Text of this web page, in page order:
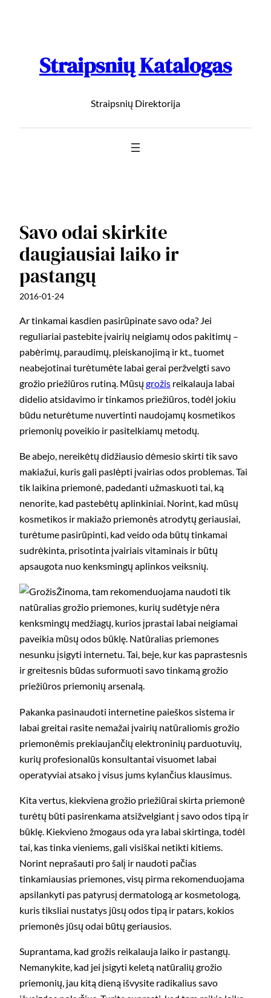
Straipsnių Katalogas
Straipsnių Direktorija
Savo odai skirkite
daugiausiai laiko ir
pastangų
2016-01-24
Ar tinkamai kasdien pasirūpinate savo oda? Jei
reguliariai pastebite įvairių neigiamų odos pakitimų –
pabėrimų, paraudimų, pleiskanojimą ir kt., tuomet
neabejotinai turėtumėte labai gerai peržvelgti savo
grožio priežiūros rutiną. Mūsų grožis reikalauja labai
didelio atsidavimo ir tinkamos priežiūros, todėl jokiu
būdu neturėtume nuvertinti naudojamų kosmetikos
priemonių poveikio ir pasitelkiamų metodų.
Be abejo, nereikėtų didžiausio dėmesio skirti tik savo
makiažui, kuris gali paslėpti įvairias odos problemas. Tai
tik laikina priemonė, padedanti užmaskuoti tai, ką
nenorite, kad pastebėtų aplinkiniai. Norint, kad mūsų
kosmetikos ir makiažo priemonės atrodytų geriausiai,
turėtume pasirūpinti, kad veido oda būtų tinkamai
sudrėkinta, prisotinta įvairiais vitaminais ir būtų
apsaugota nuo kenksmingų aplinkos veiksnių.
Žinoma, tam rekomenduojama naudoti tik
natūralias grožio priemones, kurių sudėtyje nėra
kenksmingų medžiagų, kurios įprastai labai neigiamai
paveikia mūsų odos būklę. Natūralias priemones
nesunku įsigyti internetu. Tai, beje, kur kas paprastesnis
ir greitesnis būdas suformuoti savo tinkamą grožio
priežiūros priemonių arsenalą.
Pakanka pasinaudoti internetine paieškos sistema ir
labai greitai rasite nemažai įvairių natūraliomis grožio
priemonėmis prekiaujančių elektroninių parduotuvių,
kurių profesionalūs konsultantai visuomet labai
operatyviai atsako į visus jums kylančius klausimus.
Kita vertus, kiekviena grožio priežiūrai skirta priemonė
turėtų būti pasirenkama atsižvelgiant į savo odos tipą ir
būklę. Kiekvieno žmogaus oda yra labai skirtinga, todėl
tai, kas tinka vieniems, gali visiškai netikti kitiems.
Norint neprašauti pro šalį ir naudoti pačias
tinkamiausias priemones, visų pirma rekomenduojama
apsilankyti pas patyrusį dermatologą ar kosmetologą,
kuris tiksliai nustatys jūsų odos tipą ir patars, kokios
priemonės jūsų odai būtų geriausios.
Suprantama, kad grožis reikalauja laiko ir pastangų.
Nemanykite, kad jei įsigyti keletą natūralių grožio
priemonių, jau kitą dieną išvysite radikalius savo